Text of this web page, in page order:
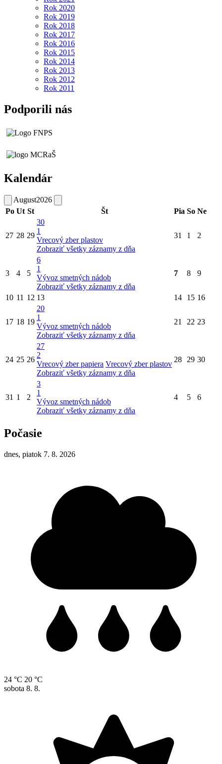
Rok 2020
Rok 2019
Rok 2018
Rok 2017
Rok 2016
Rok 2015
Rok 2014
Rok 2013
Rok 2012
Rok 2011
Podporili nás
Kalendár
August2026
Po Ut St Št Pia So Ne
27 28 29
30
1
Vrecový zber plastov
Zobraziť všetky záznamy z dňa
31 1 2
3 4 5
6
1
Vývoz smetných nádob
Zobraziť všetky záznamy z dňa
7 8 9
10 11 12 13 14 15 16
17 18 19
20
1
Vývoz smetných nádob
Zobraziť všetky záznamy z dňa
21 22 23
24 25 26
27
2
Vrecový zber papiera Vrecový zber plastov
Zobraziť všetky záznamy z dňa
28 29 30
31 1 2
3
1
Vývoz smetných nádob
Zobraziť všetky záznamy z dňa
4 5 6
Počasie
dnes, piatok 7. 8. 2026
24 °C 20 °C
sobota 8. 8.